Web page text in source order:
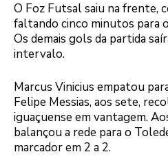
O Foz Futsal saiu na frente,
faltando cinco minutos para
Os demais gols da partida
intervalo.
Marcus Vinicius empatou
Felipe Messias, aos sete,
iguaçuense em vantagem.
balançou a rede para o
marcador em 2 a 2.